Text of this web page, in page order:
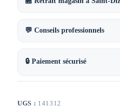
cm
💬 Conseils professionnels
🔒 Paiement sécurisé
UGS : 141312